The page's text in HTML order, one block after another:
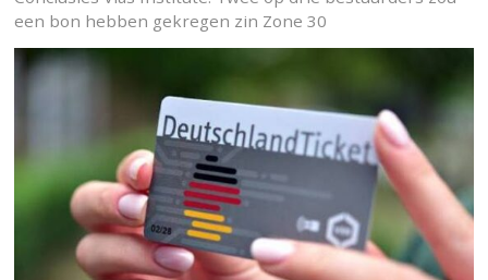
een bon hebben gekregen zin Zone 30